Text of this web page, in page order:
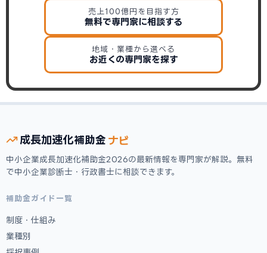
売上100億円を目指す方
無料で専門家に相談する
地域・業種から選べる
お近くの専門家を探す
成長加速化補助金 ナビ
中小企業成長加速化補助金2026の最新情報を専門家が解説。無料
で中小企業診断士・行政書士に相談できます。
補助金ガイド一覧
制度・仕組み
業種別